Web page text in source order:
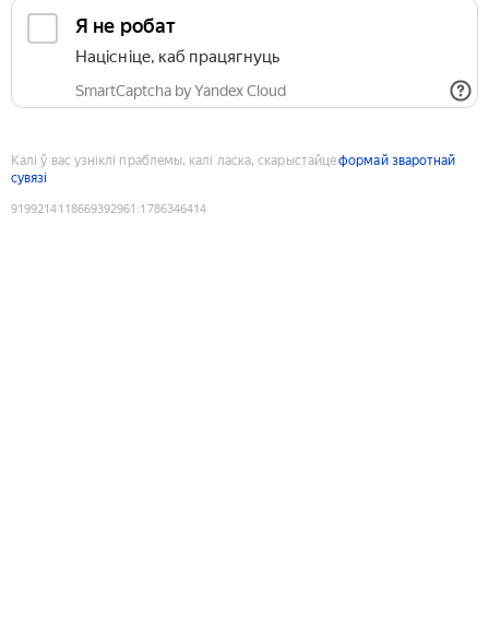
Я не робат
Націсніце, каб працягнуць
SmartCaptcha by Yandex Cloud
Калі ў вас узніклі праблемы, калі ласка, скарыстайцеформай зваротнай
сувязі
9199214118669392961 :1786346414